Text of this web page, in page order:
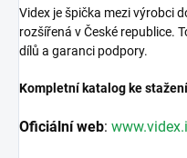
Videx je špička mezi výrobci
rozšířená v České republice.
dílů a garanci podpory.
Kompletní katalog ke
Oficiální web: